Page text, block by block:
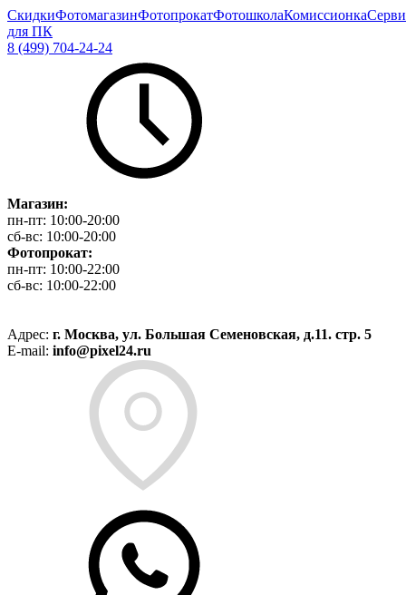
СкидкиФотомагазинФотопрокатФотошколаКомиссионка
для ПК
8 (499) 704-24-24
Магазин:
пн-пт: 10:00-20:00
сб-вс: 10:00-20:00
Фотопрокат:
пн-пт: 10:00-22:00
сб-вс: 10:00-22:00
Адрес: г. Москва, ул. Большая Семеновская, д.11. стр. 5
E-mail: info@pixel24.ru